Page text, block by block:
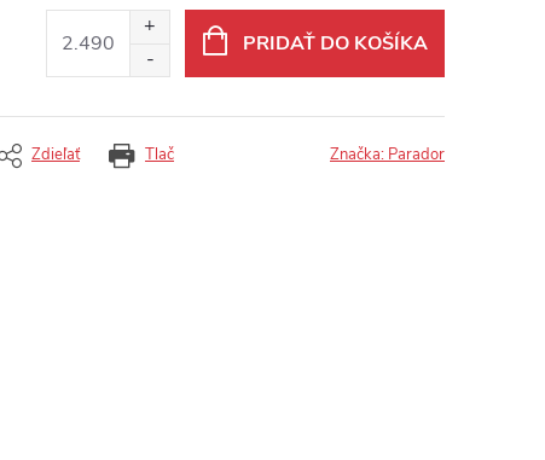
PRIDAŤ DO KOŠÍKA
Tlač
Zdieľať Značka: Parador